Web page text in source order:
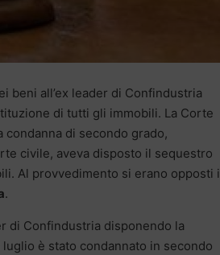
beni all’ex leader di Confindustria
di tutti gli immobili. La Corte
condanna di secondo grado,
civile, aveva disposto il sequestro
Al provvedimento si erano opposti i
.
di Confindustria disponendo la
luglio è stato condannato in secondo